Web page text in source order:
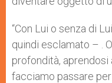
“Con Lui o senza di
quindi esclamato – .
profondità,
facciamo passare